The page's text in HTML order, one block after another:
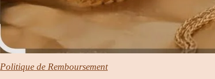
Politique de Remboursement